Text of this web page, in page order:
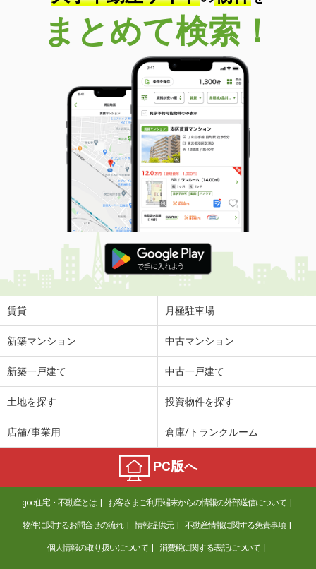
まとめて検索！
賃貸 月極駐車場
新築マンション 中古マンション
新築一戸建て 中古一戸建て
土地を探す 投資物件を探す
店舗/事業用 倉庫/トランクルーム
PC版へ
goo住宅・不動産とは お客さまご利用端末からの情報の外部送信について
物件に関するお問合せの流れ 情報提供元 不動産情報に関する免責事項
個人情報の取り扱いについて 消費税に関する表記について